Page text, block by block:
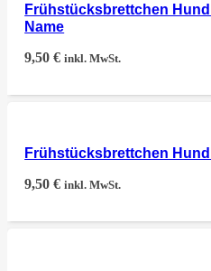
Frühstücksbrettchen
Name
9,50€ inkl. MwSt.
Frühstücksbrettchen
9,50€ inkl. MwSt.